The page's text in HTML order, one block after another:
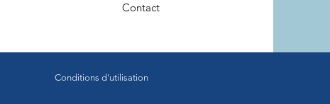
Contact
Conditions d'utilisation